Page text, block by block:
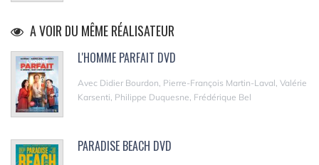
A VOIR DU MÊME RÉALISATEUR
L'HOMME PARFAIT DVD
Avec Didier Bourdon, Pierre-François Martin-Laval, Valérie
Karsenti, Philippe Duquesne, Frédérique Bel
PARADISE BEACH DVD